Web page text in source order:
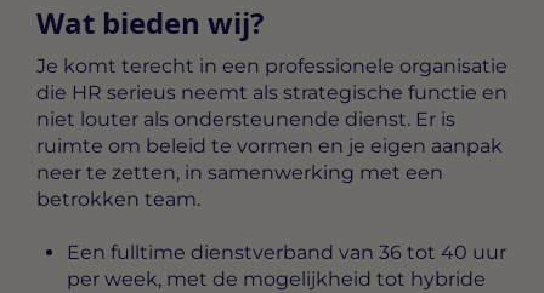
Wat bieden wij?
Je komt terecht in een professionele organisatie
die HR serieus neemt als strategische functie en
niet louter als ondersteunende dienst. Er is
ruimte om beleid te vormen en je eigen aanpak
neer te zetten, in samenwerking met een
betrokken team.
Een fulltime dienstverband van 36 tot 40 uur
per week, met de mogelijkheid tot hybride